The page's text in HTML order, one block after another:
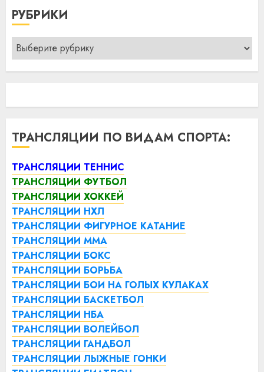
РУБРИКИ
Рубрики
ТРАНСЛЯЦИИ ПО ВИДАМ СПОРТА:
ТРАНСЛЯЦИИ ТЕННИС
ТРАНСЛЯЦИИ ФУТБОЛ
ТРАНСЛЯЦИИ ХОККЕЙ
ТРАНСЛЯЦИИ НХЛ
ТРАНСЛЯЦИИ ФИГУРНОЕ КАТАНИЕ
ТРАНСЛЯЦИИ ММА
ТРАНСЛЯЦИИ БОКС
ТРАНСЛЯЦИИ БОРЬБА
ТРАНСЛЯЦИИ БОИ НА ГОЛЫХ КУЛАКАХ
ТРАНСЛЯЦИИ БАСКЕТБОЛ
ТРАНСЛЯЦИИ НБА
ТРАНСЛЯЦИИ ВОЛЕЙБОЛ
ТРАНСЛЯЦИИ ГАНДБОЛ
ТРАНСЛЯЦИИ ЛЫЖНЫЕ ГОНКИ